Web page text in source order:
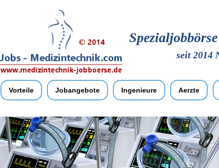
seit 2014
Vorteile Jobangebote Ingenieure Aerzte